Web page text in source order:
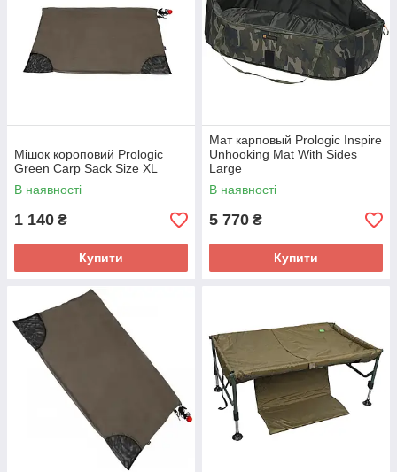
Мішок короповий Prologic
Green Carp Sack Size XL
В наявності
1 140 ₴
Купити
Мат карповый Prologic Inspire
Unhooking Mat With Sides
Large
В наявності
5 770 ₴
Купити